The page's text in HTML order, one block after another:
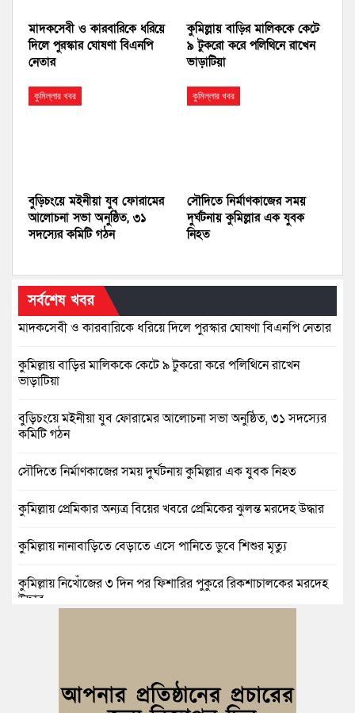
মাদকসেবী ও কারবারিকে ধরিয়ে
দিলে পুরস্কার ঘোষণা বিএনপি
নেতার
কুমিল্লায় বাড়ির মালিককে কেটে
৯ টুকরো করে পলিথিনে রাখেন
ভাড়াটিয়া
কুমিল্লার খবর
বুড়িচংয়ে মইনীয়া যুব ফোরামের
আলোচনা সভা অনুষ্ঠিত, ৩১
সদস্যের কমিটি গঠন
কুমিল্লার খবর
সৌদিতে নির্মাণকাজের সময়
দুর্ঘটনায় কুমিল্লার এক যুবক
নিহত
সর্বশেষ খবর
মাদকসেবী ও কারবারিকে ধরিয়ে দিলে পুরস্কার ঘোষণা বিএনপি নেতার
কুমিল্লায় বাড়ির মালিককে কেটে ৯ টুকরো করে পলিথিনে রাখেন
ভাড়াটিয়া
বুড়িচংয়ে মইনীয়া যুব ফোরামের আলোচনা সভা অনুষ্ঠিত, ৩১ সদস্যের
কমিটি গঠন
সৌদিতে নির্মাণকাজের সময় দুর্ঘটনায় কুমিল্লার এক যুবক নিহত
কুমিল্লায় প্রেমিকার অন্যত্র বিয়ের খবরে প্রেমিকের ঝুলন্ত মরদেহ উদ্ধার
কুমিল্লায় নানাবাড়িতে বেড়াতে এসে পানিতে ডুবে শিশুর মৃত্যু
কুমিল্লায় নিখোঁজের ৩ দিন পর ফিশারির পুকুরে রিকশাচালকের মরদেহ
উদ্ধার
বুড়িচংয়ে জুলাই ও গণঅভ্যুত্থান দিবস উপলক্ষে ১১ দলীয় জোটের র‍্যালি
ও আলোচনা সভা